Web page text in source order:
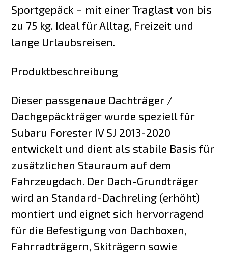
Sportgepäck – mit einer Traglast von bis
zu 75 kg. Ideal für Alltag, Freizeit und
lange Urlaubsreisen.
Produktbeschreibung
Dieser passgenaue Dachträger /
Dachgepäckträger wurde speziell für
Subaru Forester IV SJ 2013-2020
entwickelt und dient als stabile Basis für
zusätzlichen Stauraum auf dem
Fahrzeugdach. Der Dach-Grundträger
wird an Standard-Dachreling (erhöht)
montiert und eignet sich hervorragend
für die Befestigung von Dachboxen,
Fahrradträgern, Skiträgern sowie